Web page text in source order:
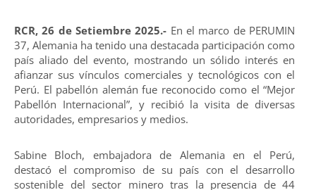
RCR, 26 de Setiembre 2025.- En el marco de PERUMIN
37, Alemania ha tenido una destacada participación como
país aliado del evento, mostrando un sólido interés en
afianzar sus vínculos comerciales y tecnológicos con el
Perú. El pabellón alemán fue reconocido como el “Mejor
Pabellón Internacional”, y recibió la visita de diversas
autoridades, empresarios y medios.
Sabine Bloch, embajadora de Alemania en el Perú,
destacó el compromiso de su país con el desarrollo
sostenible del sector minero tras la presencia de 44